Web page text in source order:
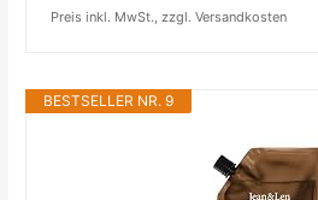
Preis inkl. MwSt., zzgl. Versandkosten
BESTSELLER NR. 9